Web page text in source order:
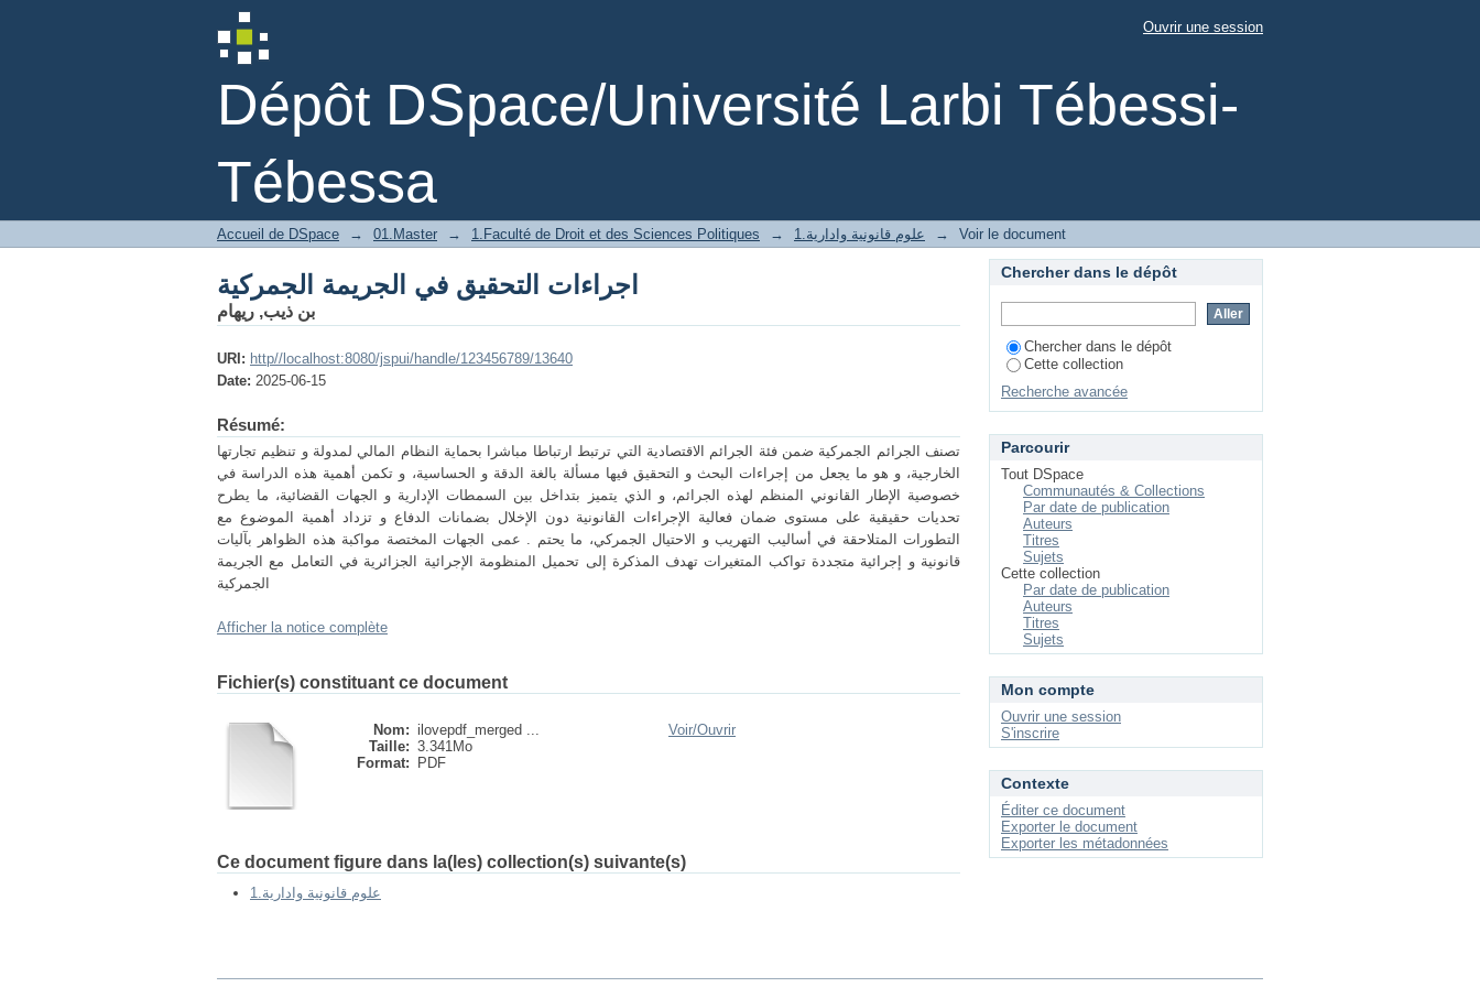
Dépôt DSpace/Université Larbi Tébessi-
Tébessa
اجراءات التحقيق في الجريمة الجمركية Ouvrir une session
Accueil de DSpace → 01.Master → 1.Faculté de Droit et des Sciences Politiques → 1.علوم قانونية وادارية → Voir le document
اجراءات التحقيق في الجريمة الجمركية
بن ذيب, ريهام
URI: http//localhost:8080/jspui/handle/123456789/13640
Date: 2025-06-15
Résumé:
تصنف الجرائم الجمركية ضمن فئة الجرائم الاقتصادية التي ترتبط ارتباطا مباشرا بحماية النظام المالي لمدولة و تنظيم تجارتها
الخارجية، و هو ما يجعل من إجراءات البحث و التحقيق فيها مسألة بالغة الدقة و الحساسية، و تكمن أهمية هذه الدراسة في
خصوصية الإطار القانوني المنظم لهذه الجرائم، و الذي يتميز بتداخل بين السمطات الإدارية و الجهات القضائية، ما يطرح
تحديات حقيقية على مستوى ضمان فعالية الإجراءات القانونية دون الإخلال بضمانات الدفاع و تزداد أهمية الموضوع مع
التطورات المتلاحقة في أساليب التهريب و الاحتيال الجمركي، ما يحتم . عمى الجهات المختصة مواكبة هذه الظواهر بآليات
قانونية و إجرائية متجددة تواكب المتغيرات تهدف المذكرة إلى تحميل المنظومة الإجرائية الجزائرية في التعامل مع الجريمة
الجمركية
Afficher la notice complète
Fichier(s) constituant ce document
Nom: ilovepdf_merged ...
Taille: 3.341Mo
Format:
PDF
Voir/Ouvrir
Ce document figure dans la(les) collection(s) suivante(s)
1.علوم قانونية وادارية
Chercher dans le dépôt
Chercher dans le dépôt
Cette collection
Recherche avancée
Parcourir
Tout DSpace
Communautés & Collections
Par date de publication
Auteurs
Titres
Sujets
Cette collection
Par date de publication
Auteurs
Titres
Sujets
Mon compte
Ouvrir une session
S'inscrire
Contexte
Éditer ce document
Exporter le document
Exporter les métadonnées